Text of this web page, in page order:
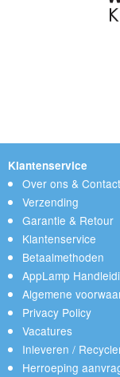
Klantenservice
Over ons & Contact
Verzending
Garantie & Retour
Klantenservice
Betaalmethoden
AppLamp
Algemene
Privacy Policy
Vacatures
Inleveren /
Herroeping